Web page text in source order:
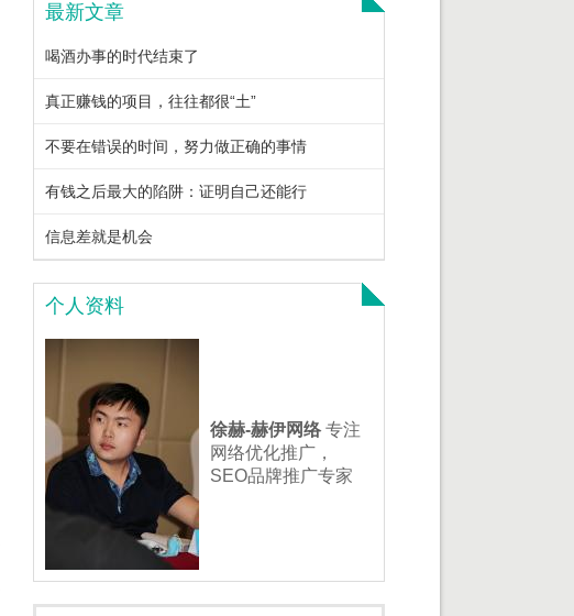
最新文章
喝酒办事的时代结束了
真正赚钱的项目，往往都很“土”
不要在错误的时间，努力做正确的事情
有钱之后最大的陷阱：证明自己还能行
信息差就是机会
个人资料
徐赫-赫伊网络专注
网络优化推广，
SEO品牌推广专家